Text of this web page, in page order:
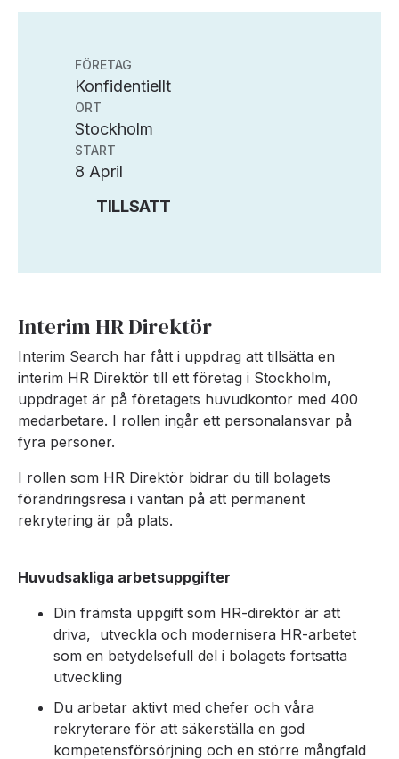
FÖRETAG
Konfidentiellt
ORT
Stockholm
START
8 April
TILLSATT
Interim HR Direktör
Interim Search har fått i uppdrag att tillsätta en
interim HR Direktör till ett företag i Stockholm,
uppdraget är på företagets huvudkontor med 400
medarbetare. I rollen ingår ett personalansvar på
fyra personer.
I rollen som HR Direktör bidrar du till bolagets
förändringsresa i väntan på att permanent
rekrytering är på plats.
Huvudsakliga arbetsuppgifter
Din främsta uppgift som HR-direktör är att
driva, utveckla och modernisera HR-arbetet
som en betydelsefull del i bolagets fortsatta
utveckling
Du arbetar aktivt med chefer och våra
rekryterare för att säkerställa en god
kompetensförsörjning och en större mångfald